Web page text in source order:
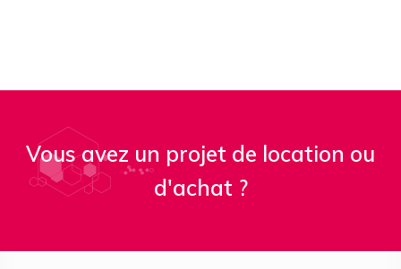
Vous avez un projet de location ou
d'achat ?